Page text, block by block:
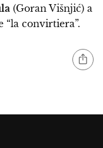
(Goran Višnjić) a
“la convirtiera”.